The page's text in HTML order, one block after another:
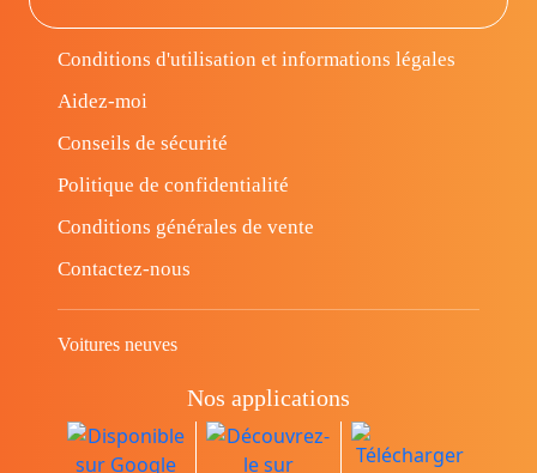
Conditions d'utilisation et informations légales
Aidez-moi
Conseils de sécurité
Politique de confidentialité
Conditions générales de vente
Contactez-nous
Voitures neuves
Nos applications